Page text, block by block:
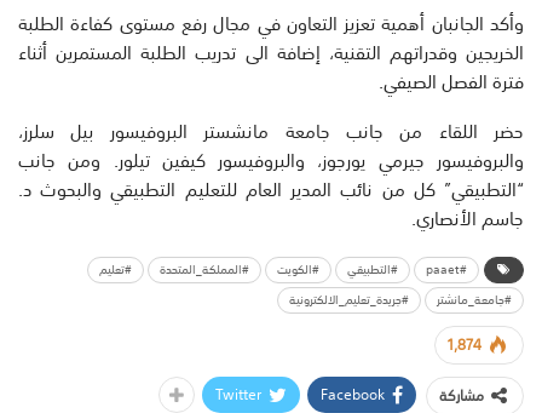
وأكد الجانبان أهمية تعزيز التعاون في مجال رفع مستوى كفاءة الطلبة
الخريجين وقدراتهم التقنية، إضافة الى تدريب الطلبة المستمرين أثناء
فترة الفصل الصيفي.
حضر اللقاء من جانب جامعة مانشستر البروفيسور بيل سلرز،
والبروفيسور جيرمي يورجوز، والبروفيسور كيفين تيلور. ومن جانب
“التطبيقي” كل من نائب المدير العام للتعليم التطبيقي والبحوث د.
جاسم الأنصاري.
#paaet #التطبيقي #الكويت #المملكة_المتحدة
#تعليم
#جامعة_مانشتر
#جريدة_تعليم_الالكترونية
1,874
مشاركة
Facebook
Twitter